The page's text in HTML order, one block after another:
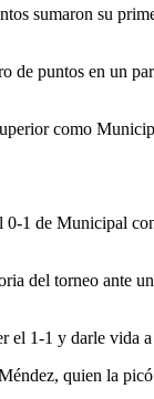
sumaron su
de puntos en un
como
0-1 de Municipal
del torneo ante
el 1-1 y darle vida
quien la